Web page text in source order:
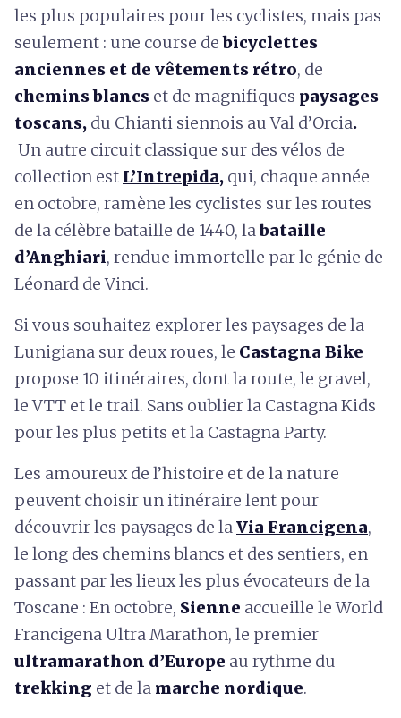
les plus populaires pour les cyclistes, mais pas
seulement : une course debicyclettes
anciennes et de vêtements rétro, de
chemins blancs et de magnifiques paysages
toscans, du Chianti siennois au Val d’Orcia.
Un autre circuit classique sur des vélos de
collection est L’Intrepida, qui, chaque année
en octobre, ramène les cyclistes sur les routes
de la célèbre bataille de 1440, labataille
d’Anghiari, rendue immortelle par le génie de
Léonard de Vinci.
Si vous souhaitez explorer les paysages de la
Lunigiana sur deux roues, le Castagna Bike
propose 10 itinéraires, dont la route, le gravel,
le VTT et le trail. Sans oublier la Castagna Kids
pour les plus petits et la Castagna Party.
Les amoureux de l’histoire et de la nature
peuvent choisir un itinéraire lent pour
découvrir les paysages de laVia Francigena,
le long des chemins blancs et des sentiers, en
passant par les lieux les plus évocateurs de la
Toscane : En octobre, Sienne accueille le World
Francigena Ultra Marathon, le premier
ultramarathon d’Europe au rythme du
trekking et de la marche nordique.